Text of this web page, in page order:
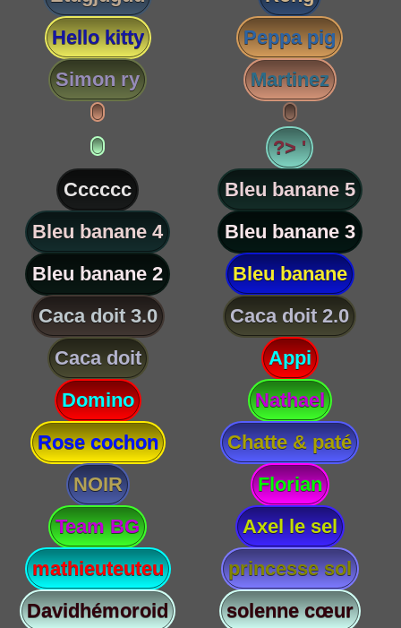
Hello kitty
Peppa pig
Simon ry
Martinez
?> '
Cccccc
Bleu banane 5
Bleu banane 4
Bleu banane 3
Bleu banane 2
Bleu banane
Caca doit 3.0
Caca doit 2.0
Caca doit
Appi
Domino
Nathael
Rose cochon
Chatte & paté
NOIR
Florian
Team BG
Axel le sel
mathieuteuteu
princesse sol
Davidhémoroid
solenne cœur